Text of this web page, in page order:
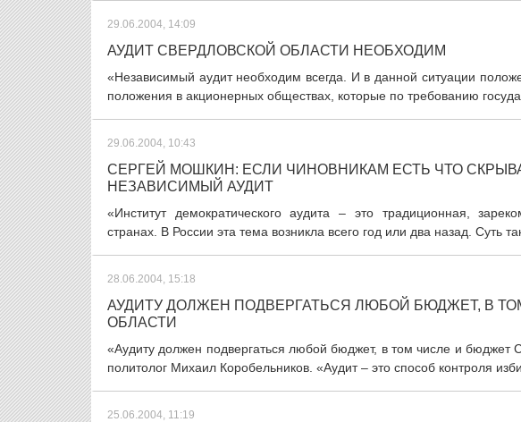
29.06.2004, 14:09
АУДИТ СВЕРДЛОВСКОЙ ОБЛАСТИ НЕОБХОДИМ
«Независимый аудит необходим всегда. И в данной ситуации
положения в акционерных обществах, которые по требованию
29.06.2004, 10:43
СЕРГЕЙ МОШКИН: ЕСЛИ ЧИНОВНИКАМ ЕСТЬ ЧТО
НЕЗАВИСИМЫЙ АУДИТ
«Институт демократического аудита – это традиционная,
странах. В России эта тема возникла всего год или два назад. Суть
28.06.2004, 15:18
АУДИТУ ДОЛЖЕН ПОДВЕРГАТЬСЯ ЛЮБОЙ БЮДЖЕТ, В
ОБЛАСТИ
«Аудиту должен подвергаться любой бюджет, в том числе и бюджет
политолог Михаил Коробельников. «Аудит – это способ контроля
25.06.2004, 11:19